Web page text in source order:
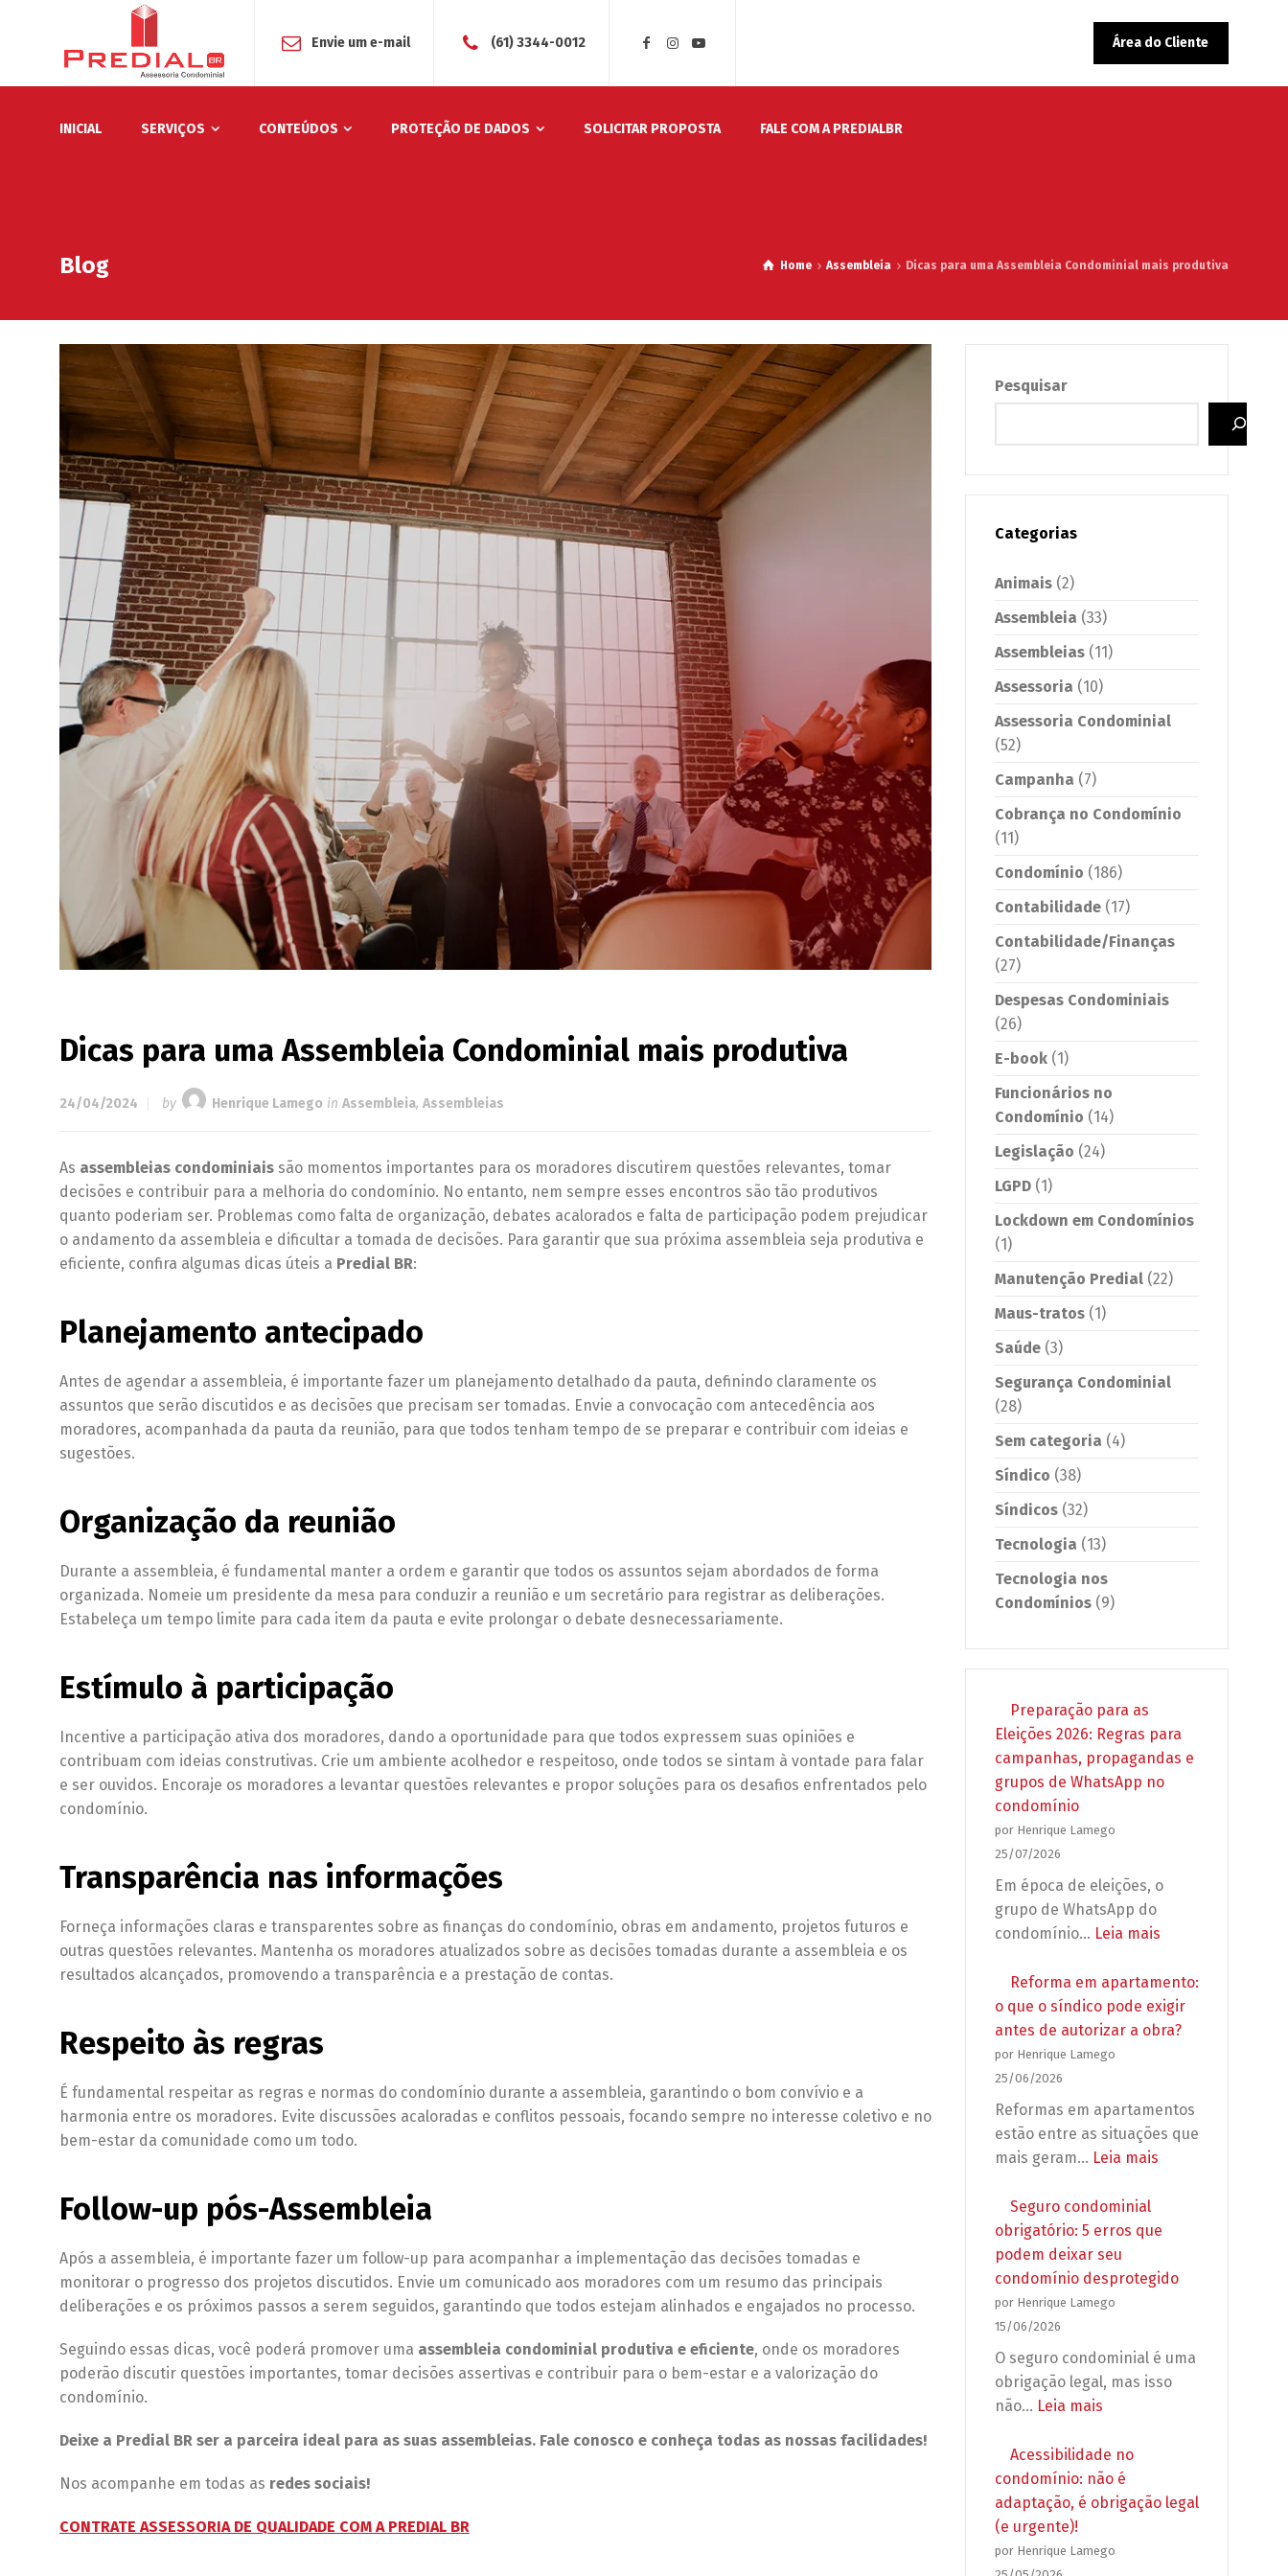
Envie um e-mail (61) 3344-0012 Área do Cliente
INICIAL SERVIÇOS CONTEÚDOS PROTEÇÃO DE DADOS SOLICITAR PROPOSTA FALE COM A PREDIALBR
Blog Home Assembleia Dicas para uma Assembleia Condominial mais produtiva
Dicas para uma Assembleia Condominial mais produtiva
24/04/2024 by Henrique Lamego in Assembleia, Assembleias
As assembleias condominiais são momentos importantes para os moradores discutirem questões relevantes, tomar
decisões e contribuir para a melhoria do condomínio. No entanto, nem sempre esses encontros são tão produtivos
quanto poderiam ser. Problemas como falta de organização, debates acalorados e falta de participação podem prejudicar
o andamento da assembleia e dificultar a tomada de decisões. Para garantir que sua próxima assembleia seja produtiva e
eficiente, confira algumas dicas úteis a Predial BR:
Planejamento antecipado
Antes de agendar a assembleia, é importante fazer um planejamento detalhado da pauta, definindo claramente os
assuntos que serão discutidos e as decisões que precisam ser tomadas. Envie a convocação com antecedência aos
moradores, acompanhada da pauta da reunião, para que todos tenham tempo de se preparar e contribuir com ideias e
sugestões.
Organização da reunião
Durante a assembleia, é fundamental manter a ordem e garantir que todos os assuntos sejam abordados de forma
organizada. Nomeie um presidente da mesa para conduzir a reunião e um secretário para registrar as deliberações.
Estabeleça um tempo limite para cada item da pauta e evite prolongar o debate desnecessariamente.
Estímulo à participação
Incentive a participação ativa dos moradores, dando a oportunidade para que todos expressem suas opiniões e
contribuam com ideias construtivas. Crie um ambiente acolhedor e respeitoso, onde todos se sintam à vontade para falar
e ser ouvidos. Encoraje os moradores a levantar questões relevantes e propor soluções para os desafios enfrentados pelo
condomínio.
Transparência nas informações
Forneça informações claras e transparentes sobre as finanças do condomínio, obras em andamento, projetos futuros e
outras questões relevantes. Mantenha os moradores atualizados sobre as decisões tomadas durante a assembleia e os
resultados alcançados, promovendo a transparência e a prestação de contas.
Respeito às regras
É fundamental respeitar as regras e normas do condomínio durante a assembleia, garantindo o bom convívio e a
harmonia entre os moradores. Evite discussões acaloradas e conflitos pessoais, focando sempre no interesse coletivo e no
bem-estar da comunidade como um todo.
Follow-up pós-Assembleia
Após a assembleia, é importante fazer um follow-up para acompanhar a implementação das decisões tomadas e
monitorar o progresso dos projetos discutidos. Envie um comunicado aos moradores com um resumo das principais
deliberações e os próximos passos a serem seguidos, garantindo que todos estejam alinhados e engajados no processo.
Seguindo essas dicas, você poderá promover uma assembleia condominial produtiva e eficiente, onde os moradores
poderão discutir questões importantes, tomar decisões assertivas e contribuir para o bem-estar e a valorização do
condomínio.
Deixe a Predial BR ser a parceira ideal para as suas assembleias. Fale conosco e conheça todas as nossas facilidades!
Nos acompanhe em todas as redes sociais!
CONTRATE ASSESSORIA DE QUALIDADE COM A PREDIAL BR
Pesquisar
Categorias
Animais (2)
Assembleia (33)
Assembleias (11)
Assessoria (10)
Assessoria Condominial
(52)
Campanha (7)
Cobrança no Condomínio
(11)
Condomínio (186)
Contabilidade (17)
Contabilidade/Finanças
(27)
Despesas Condominiais
(26)
E-book (1)
Funcionários no
Condomínio (14)
Legislação (24)
LGPD (1)
Lockdown em Condomínios
(1)
Manutenção Predial (22)
Maus-tratos (1)
Saúde (3)
Segurança Condominial
(28)
Sem categoria (4)
Síndico (38)
Síndicos (32)
Tecnologia (13)
Tecnologia nos
Condomínios (9)
Preparação para as
Eleições 2026: Regras para
campanhas, propagandas e
grupos de WhatsApp no
condomínio
por Henrique Lamego
25/07/2026
Em época de eleições, o
grupo de WhatsApp do
condomínio… Leia mais
para
as
Eleições
propagandas
no
Reforma em apartamento:
o que o síndico pode exigir
antes de autorizar a obra?
por Henrique Lamego
25/06/2026
Reformas em apartamentos
estão entre as situações que
mais geram… Leia mais
apartamento:
que
pode
obra?
Seguro condominial
obrigatório: 5 erros que
podem deixar seu
condomínio desprotegido
por Henrique Lamego
15/06/2026
O seguro condominial é uma
obrigação legal, mas isso
não… Leia mais
condominial
obrigatório:
5
que
Acessibilidade no
condomínio: não é
adaptação, é obrigação legal
(e urgente)!
por Henrique Lamego